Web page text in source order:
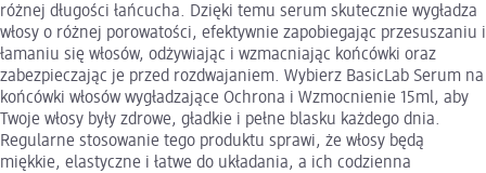
różnej długości łańcucha. Dzięki temu serum skutecznie wygładza
włosy o różnej porowatości, efektywnie zapobiegając przesuszaniu i
łamaniu się włosów, odżywiając i wzmacniając końcówki oraz
zabezpieczając je przed rozdwajaniem. Wybierz BasicLab Serum na
końcówki włosów wygładzające Ochrona i Wzmocnienie 15ml, aby
Twoje włosy były zdrowe, gładkie i pełne blasku każdego dnia.
Regularne stosowanie tego produktu sprawi, że włosy będą
miękkie, elastyczne i łatwe do układania, a ich codzienna